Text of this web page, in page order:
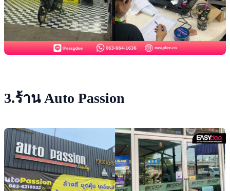
3.ร้าน Auto Passion